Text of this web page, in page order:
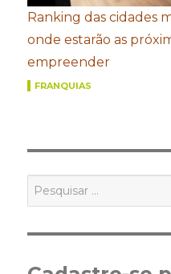
Ranking das cidades
onde estarão as
empreender
FRANQUIAS
por: